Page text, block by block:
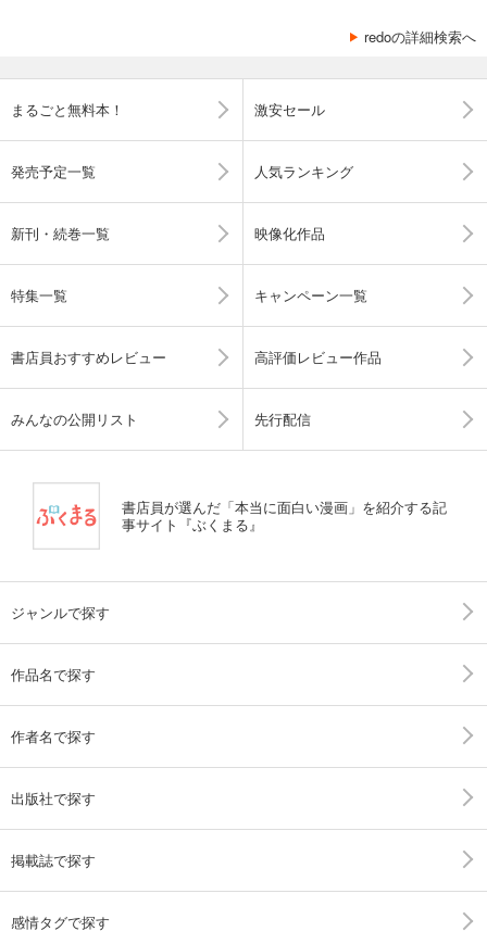
redoの詳細検索へ
まるごと無料本！ 激安セール
発売予定一覧 人気ランキング
新刊・続巻一覧 映像化作品
特集一覧 キャンペーン一覧
書店員おすすめレビュー 高評価レビュー作品
みんなの公開リスト 先行配信
書店員が選んだ「本当に面白い漫画」を紹介する記
事サイト『ぶくまる』
ジャンルで探す
作品名で探す
作者名で探す
出版社で探す
掲載誌で探す
感情タグで探す